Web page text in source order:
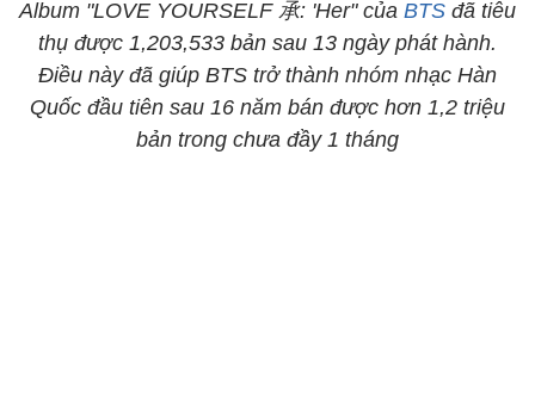
Album "LOVE YOURSELF 承: 'Her" của BTS đã tiêu
thụ được 1,203,533 bản sau 13 ngày phát hành.
Điều này đã giúp BTS trở thành nhóm nhạc Hàn
Quốc đầu tiên sau 16 năm bán được hơn 1,2 triệu
bản trong chưa đầy 1 tháng